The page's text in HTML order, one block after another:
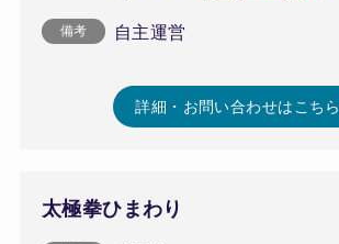
備考 自主運営
詳細・お問い合わせはこちら
太極拳ひまわり